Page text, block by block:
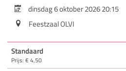
dinsdag 6 oktober 2026 20:15
Feestzaal OLVI
Standaard
Prijs: € 4,50